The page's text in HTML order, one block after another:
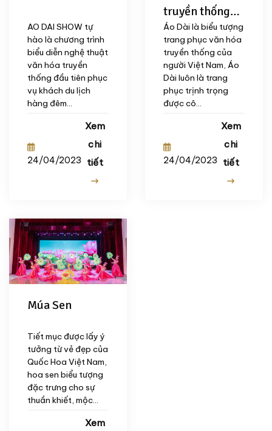
AO DAI SHOW tự
hào là chương trình
biểu diễn nghệ thuật
văn hóa truyền
thống đầu tiên phục
vụ khách du lịch
hàng đêm...
24/04/2023
Xem
chi
tiết
truyền thống
Việt
Áo Dài là biểu tượng
trang phục văn hóa
truyền thống của
người Việt Nam, Áo
Dài luôn là trang
phục trịnh trọng
được cô...
24/04/2023
Xem
chi
tiết
Múa Sen
Tiết mục được lấy ý
tưởng từ vẻ đẹp của
Quốc Hoa Việt Nam,
hoa sen biểu tượng
đặc trưng cho sự
thuần khiết, mộc...
Xem